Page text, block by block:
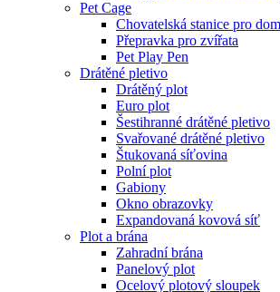
Pet Cage
Chovatelská stanice pro
Přepravka pro zvířata
Pet Play Pen
Drátěné pletivo
Drátěný plot
Euro plot
Šestihranné drátěné pletivo
Svařované drátěné pletivo
Štukovaná síťovina
Polní plot
Gabiony
Okno obrazovky
Expandovaná kovová síť
Plot a brána
Zahradní brána
Panelový plot
Ocelový plotový sloupek